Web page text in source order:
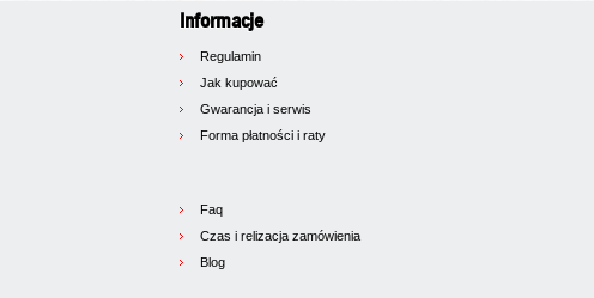
Informacje
Regulamin
Jak kupować
Gwarancja i serwis
Forma płatności i raty
Faq
Czas i relizacja zamówienia
Blog